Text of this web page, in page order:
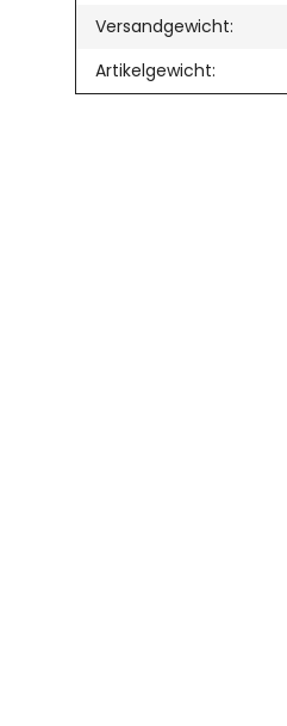
Versandgewicht:
Artikelgewicht: